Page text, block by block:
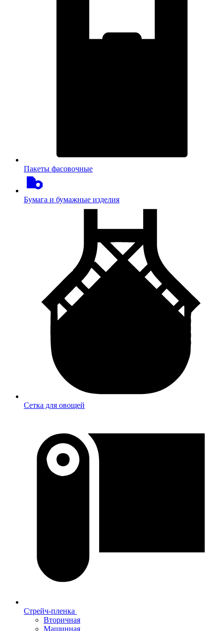
Пакеты фасовочные
Бумага и бумажные изделия
Сетка для овощей
Стрейч-пленка
Вторичная
Машинная